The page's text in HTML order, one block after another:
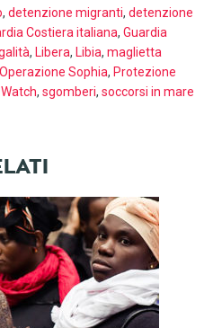
, detenzione migranti, detenzione
Costiera italiana, Guardia
, Libera, Libia, maglietta
Operazione Sophia, Protezione
, sgomberi, soccorsi in mare